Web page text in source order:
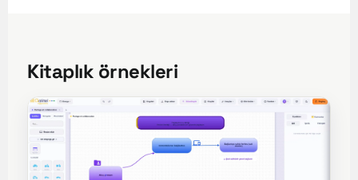
Kitaplık örnekleri